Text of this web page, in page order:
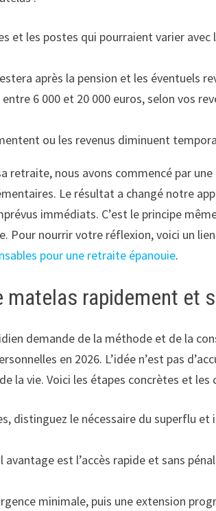
et les postes qui pourraient varier avec
après la pension et les éventuels
6 000 et 20 000 euros, selon vos
ou les revenus diminuent
retraite, nous avons commencé par
Le résultat a changé notre
immédiats. C’est le principe
Pour nourrir votre réflexion, voici un
pour une retraite épanouie.
rapidement et
demande de la méthode et de la
en 2026. L’idée n’est pas
la vie. Voici les étapes concrètes et les
distinguez le nécessaire du superflu
est l’accès rapide et sans
minimale, puis une extension